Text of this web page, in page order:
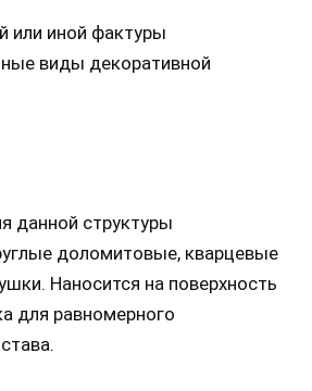
или иной фактуры
виды декоративной
данной структуры
доломитовые, кварцевые
Наносится на поверхность
для равномерного